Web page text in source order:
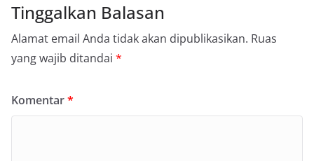
Tinggalkan Balasan
Alamat email Anda tidak akan dipublikasikan. Ruas
yang wajib ditandai *
Komentar*